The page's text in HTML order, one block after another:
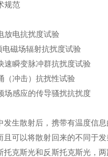
规范
放电抗扰度试验
磁场辐射抗扰度试验
速瞬变脉冲群抗扰度试验
（冲击）抗扰性试验
场感应的传导骚扰抗扰度
生散射后，携带有温度信
可以将散射回来的不同于
克斯光和反斯托克斯光，